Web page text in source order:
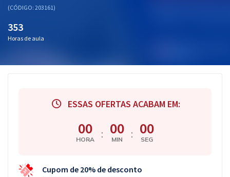
Blog
(CÓDIGO: 203161)
353
Horas de aula
ESSAS OFERTAS ACABAM EM:
00
HORA : 00
MIN : 00
SEG
Cupom de 20% de desconto